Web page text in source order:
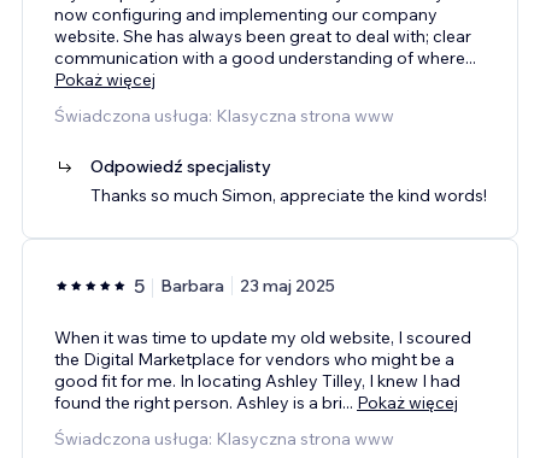
now configuring and implementing our company
website. She has always been great to deal with; clear
communication with a good understanding of where...
Pokaż więcej
Świadczona usługa: Klasyczna strona www
Odpowiedź specjalisty
Thanks so much Simon, appreciate the kind words!
5 Barbara 23 maj 2025
When it was time to update my old website, I scoured
the Digital Marketplace for vendors who might be a
good fit for me. In locating Ashley Tilley, I knew I had
found the right person. Ashley is a bri... Pokaż więcej
Świadczona usługa: Klasyczna strona www